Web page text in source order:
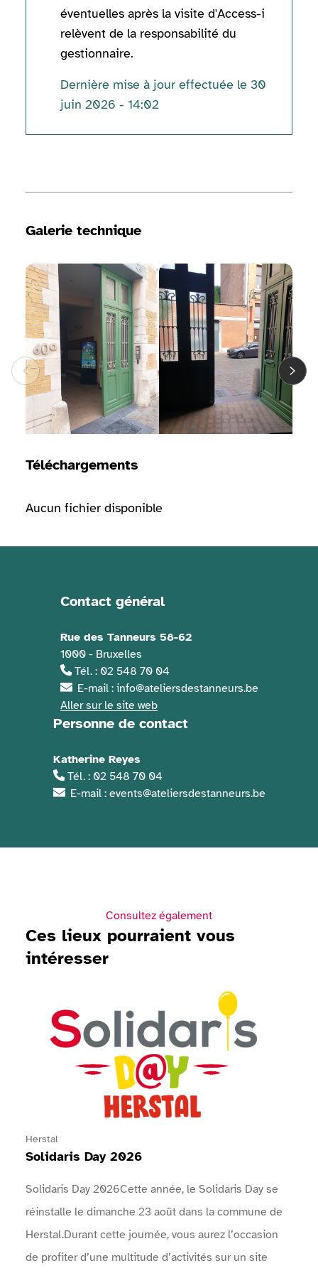
éventuelles après la visite d'Access-i
relèvent de la responsabilité du
gestionnaire.
Dernière mise à jour effectuée le 30
juin 2026 - 14:02
Galerie technique
Voir la galerie d'image Voir la galerie d'image Voir
Téléchargements
Aucun fichier disponible
Informations de contact
Contact général
Rue des Tanneurs 58-62
1000 - Bruxelles
Tél. : 02 548 70 04
E-mail : info@ateliersdestanneurs.be
Aller sur le site web
Personne de contact
Katherine Reyes
Tél. : 02 548 70 04
E-mail : events@ateliersdestanneurs.be
Consultez également
Ces lieux pourraient vous
intéresser
Herstal
Solidaris Day 2026
Solidaris Day 2026Cette année, le Solidaris Day se
réinstalle le dimanche 23 août dans la commune de
Herstal.Durant cette journée, vous aurez l’occasion
de profiter d’une multitude d’activités sur un site